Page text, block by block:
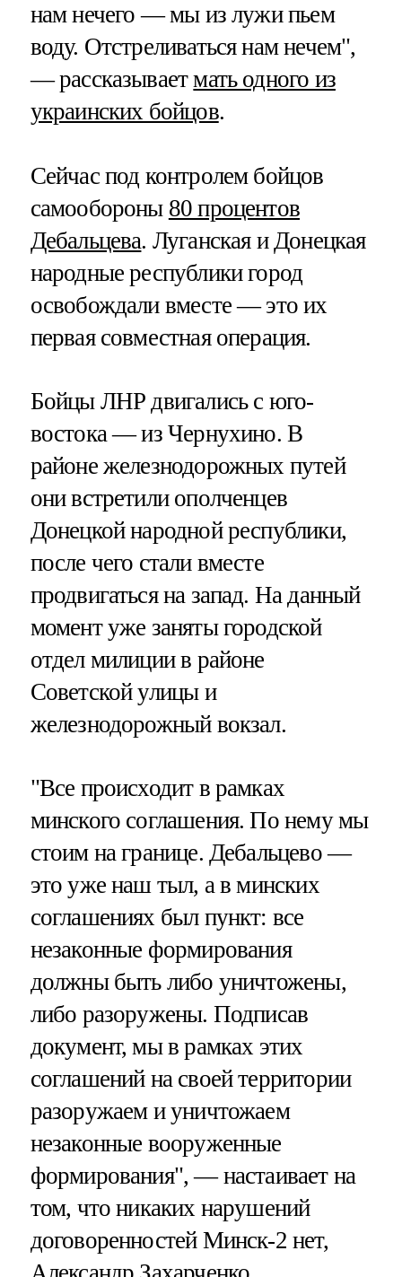
нам нечего — мы из лужи пьем
воду. Отстреливаться нам нечем",
— рассказываетмать одного из
украинских бойцов.
Сейчас под контролем бойцов
самообороны 80 процентов
Дебальцева. Луганская и Донецкая
народные республики город
освобождали вместе — это их
первая совместная операция.
Бойцы ЛНР двигались с юго-
востока — из Чернухино. В
районе железнодорожных путей
они встретили ополченцев
Донецкой народной республики,
после чего стали вместе
продвигаться на запад. На данный
момент уже заняты городской
отдел милиции в районе
Советской улицы и
железнодорожный вокзал.
"Все происходит в рамках
минского соглашения. По нему мы
стоим на границе. Дебальцево —
это уже наш тыл, а в минских
соглашениях был пункт: все
незаконные формирования
должны быть либо уничтожены,
либо разоружены. Подписав
документ, мы в рамках этих
соглашений на своей территории
разоружаем и уничтожаем
незаконные вооруженные
формирования", — настаивает на
том, что никаких нарушений
договоренностей Минск-2 нет,